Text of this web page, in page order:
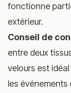
fonctionne
extérieur.
Conseil de
entre deux
velours est
les événements